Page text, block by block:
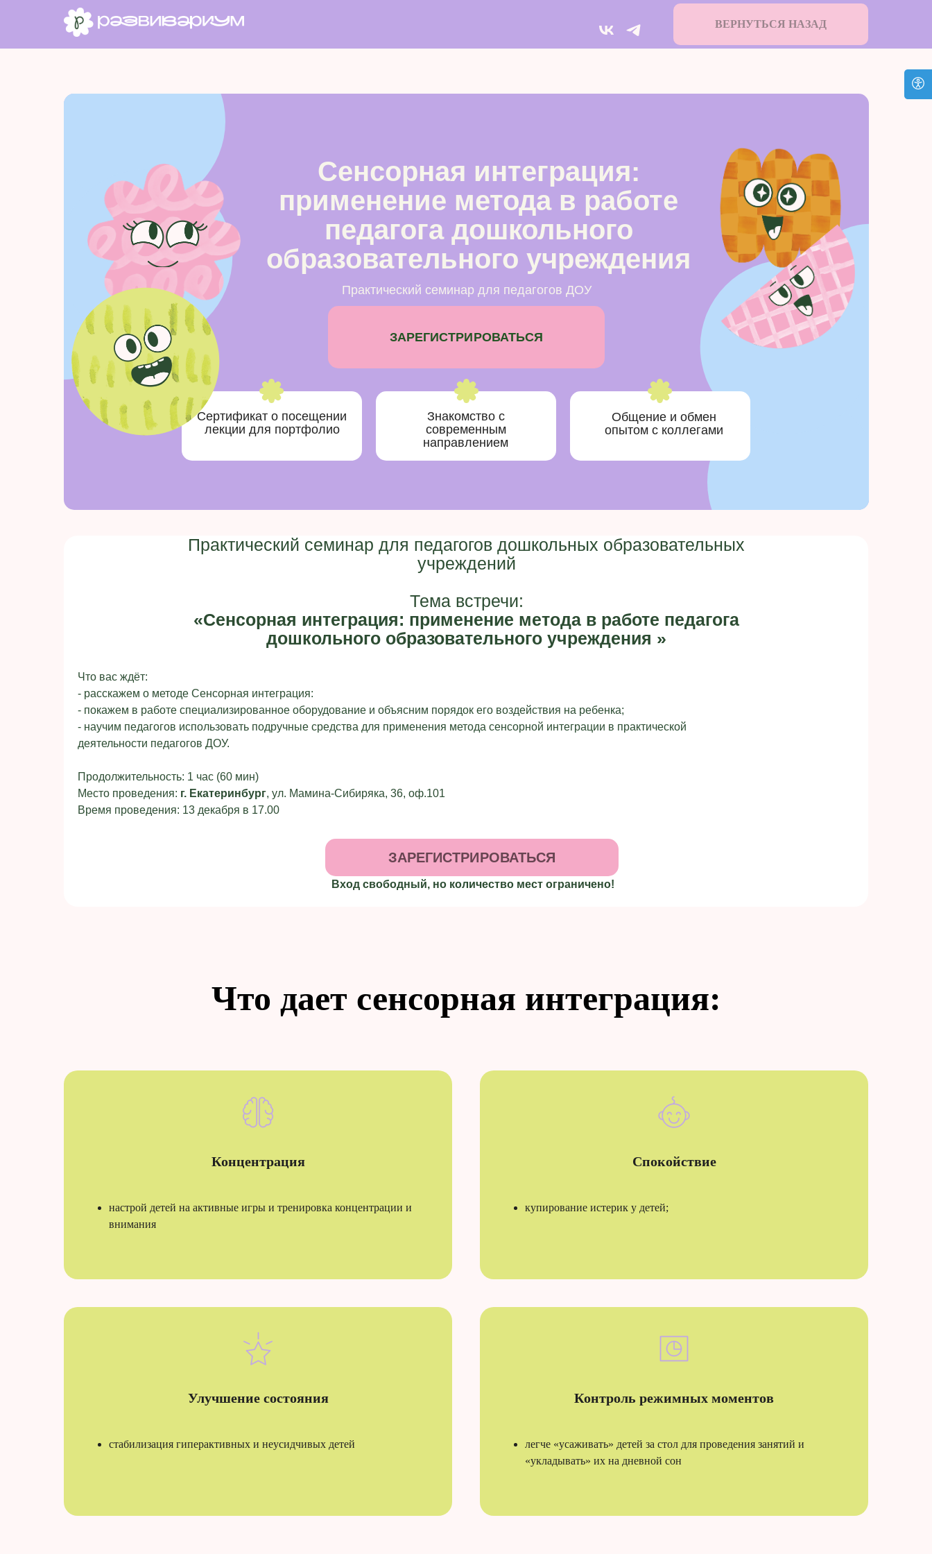
ВЕРНУТЬСЯ НАЗАД
Общение и обмен
опытом с коллегами
Знакомство с
современным
направлением
Сертификат о посещении
лекции для портфолио
Практический семинар для педагогов ДОУ
Cенсорная интеграция:
применение метода в работе
педагога дошкольного
образовательного учреждения
ЗАРЕГИСТРИРОВАТЬСЯ
Практический семинар для педагогов дошкольных образовательных
учреждений
Тема встречи:
«Сенсорная интеграция: применение метода в работе педагога
дошкольного образовательного учреждения »
Что вас ждёт:
- расскажем о методе Сенсорная интеграция:
- покажем в работе специализированное оборудование и объясним порядок его воздействия на ребенка;
- научим педагогов использовать подручные средства для применения метода сенсорной интеграции в практической
деятельности педагогов ДОУ.
Продолжительность: 1 час (60 мин)
Место проведения: г. Екатеринбург, ул. Мамина-Сибиряка, 36, оф.101
Время проведения: 13 декабря в 17.00
ЗАРЕГИСТРИРОВАТЬСЯ
Вход свободный, но количество мест ограничено!
Что дает сенсорная интеграция:
Концентрация
настрой детей на активные игры и тренировка концентрации и
внимания
Спокойствие
купирование истерик у детей;
Улучшение состояния
стабилизация гиперактивных и неусидчивых детей
Контроль режимных моментов
легче «усаживать» детей за стол для проведения занятий и
«укладывать» их на дневной сон